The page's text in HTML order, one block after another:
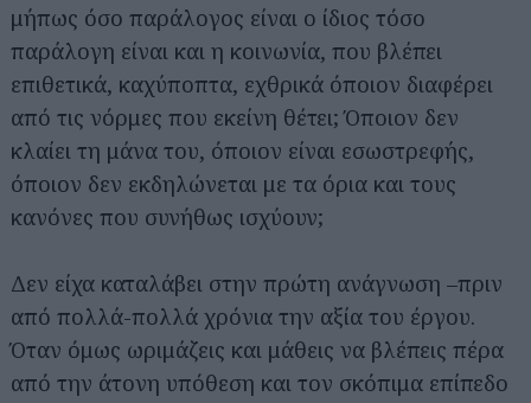
μήπως όσο παράλογος είναι ο ίδιος τόσο
παράλογη είναι και η κοινωνία, που βλέπει
επιθετικά, καχύποπτα, εχθρικά όποιον διαφέρει
από τις νόρμες που εκείνη θέτει; Όποιον δεν
κλαίει τη μάνα του, όποιον είναι εσωστρεφής,
όποιον δεν εκδηλώνεται με τα όρια και τους
κανόνες που συνήθως ισχύουν;
Δεν είχα καταλάβει στην πρώτη ανάγνωση –πριν
από πολλά-πολλά χρόνια την αξία του έργου.
Όταν όμως ωριμάζεις και μάθεις να βλέπεις πέρα
από την άτονη υπόθεση και τον σκόπιμα επίπεδο